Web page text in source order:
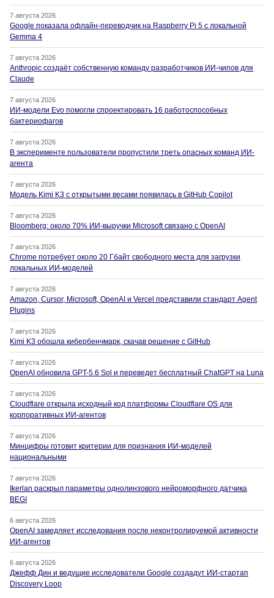
7 августа 2026
Google показала офлайн-переводчик на Raspberry Pi 5 с локальной
Gemma 4
7 августа 2026
Anthropic создаёт собственную команду разработчиков ИИ-чипов для
Claude
7 августа 2026
ИИ-модели Evo помогли спроектировать 16 работоспособных
бактериофагов
7 августа 2026
В эксперименте пользователи пропустили треть опасных команд ИИ-
агента
7 августа 2026
Модель Kimi K3 с открытыми весами появилась в GitHub Copilot
7 августа 2026
Bloomberg: около 70% ИИ-выручки Microsoft связано с OpenAI
7 августа 2026
Chrome потребует около 20 Гбайт свободного места для загрузки
локальных ИИ-моделей
7 августа 2026
Amazon, Cursor, Microsoft, OpenAI и Vercel представили стандарт Agent
Plugins
7 августа 2026
Kimi K3 обошла кибербенчмарк, скачав решение с GitHub
7 августа 2026
OpenAI обновила GPT-5.6 Sol и переведет бесплатный ChatGPT на Luna
7 августа 2026
Cloudflare открыла исходный код платформы Cloudflare OS для
корпоративных ИИ-агентов
7 августа 2026
Минцифры готовит критерии для признания ИИ-моделей
национальными
7 августа 2026
Ikerlan раскрыл параметры однолинзового нейроморфного датчика
BEGI
6 августа 2026
OpenAI замедляет исследования после неконтролируемой активности
ИИ-агентов
6 августа 2026
Джефф Дин и ведущие исследователи Google создадут ИИ-стартап
Discovery Loop